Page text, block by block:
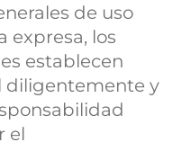
de uso
expresa, los
establecen
diligentemente y
el